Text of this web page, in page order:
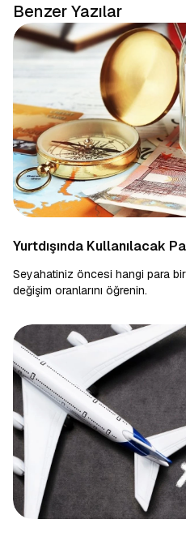
Benzer Yazılar
Yurtdışında Kullanılacak
Seyahatiniz öncesi hangi para
değişim oranlarını öğrenin.